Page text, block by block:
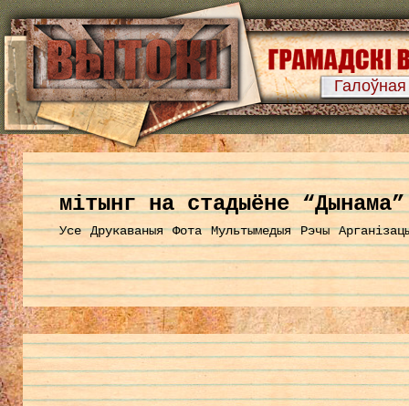
Галоўная
мітынг на стадыёне “Дынама”
Усе Друкаваныя Фота Мультымедыя Рэчы